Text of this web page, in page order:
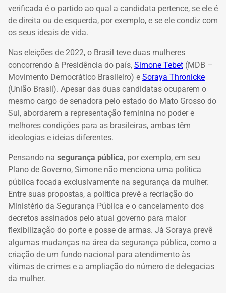
verificada é o partido ao qual a candidata pertence, se ele é
de direita ou de esquerda, por exemplo, e se ele condiz com
os seus ideais de vida.
Nas eleições de 2022, o Brasil teve duas mulheres
concorrendo à Presidência do país, Simone Tebet (MDB –
Movimento Democrático Brasileiro) e Soraya Thronicke
(União Brasil). Apesar das duas candidatas ocuparem o
mesmo cargo de senadora pelo estado do Mato Grosso do
Sul, abordarem a representação feminina no poder e
melhores condições para as brasileiras, ambas têm
ideologias e ideias diferentes.
Pensando na segurança pública, por exemplo, em seu
Plano de Governo, Simone não menciona uma política
pública focada exclusivamente na segurança da mulher.
Entre suas propostas, a política prevê a recriação do
Ministério da Segurança Pública e o cancelamento dos
decretos assinados pelo atual governo para maior
flexibilização do porte e posse de armas. Já Soraya prevê
algumas mudanças na área da segurança pública, como a
criação de um fundo nacional para atendimento às
vítimas de crimes e a ampliação do número de delegacias
da mulher.